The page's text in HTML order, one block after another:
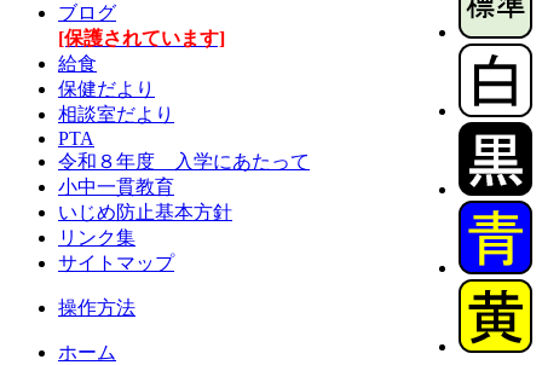
ブログ
[保護されています]
給食
保健だより
相談室だより
PTA
令和８年度 入学にあたって
小中一貫教育
いじめ防止基本方針
リンク集
サイトマップ
操作方法
ホーム